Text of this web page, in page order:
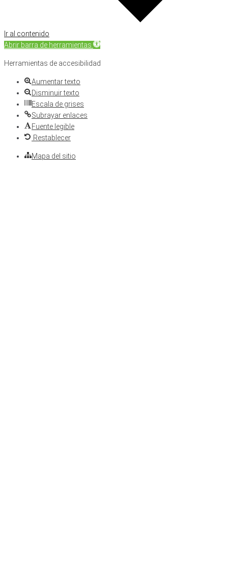
Ir al contenido
Abrir barra de herramientas
Herramientas de accesibilidad
Aumentar texto
Disminuir texto
Escala de grises
Subrayar enlaces
Fuente legible
Restablecer
Mapa del sitio